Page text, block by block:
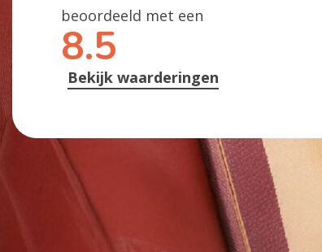
beoordeeld met een
8.5
Bekijk waarderingen